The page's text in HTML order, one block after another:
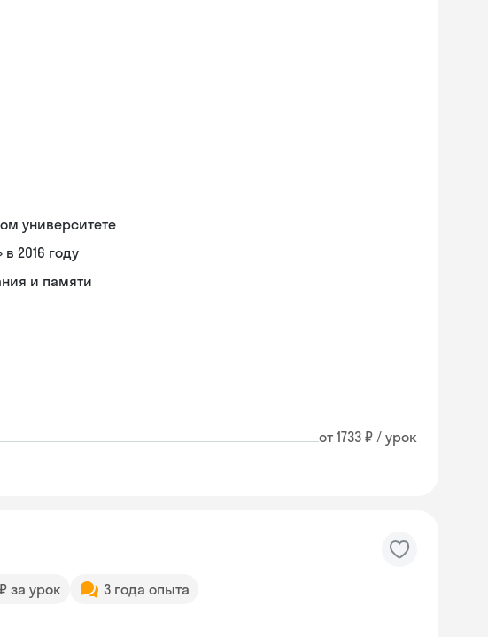
университете
2016 году
и памяти
от 1733 ₽ / урок
за урок 3 года опыта